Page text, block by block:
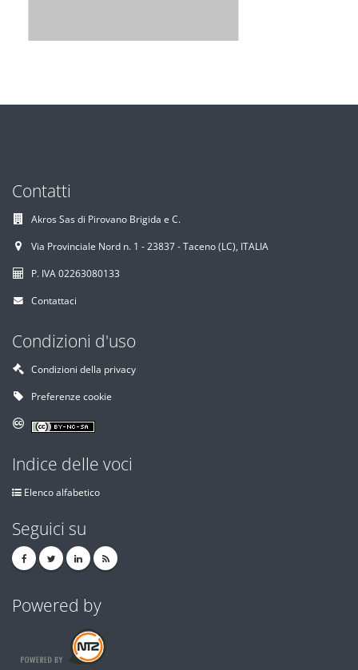
Contatti
Akros Sas di Pirovano Brigida e C.
Via Provinciale Nord n. 1 - 23837 - Taceno (LC), ITALIA
P. IVA 02263080133
Contattaci
Condizioni d'uso
Condizioni della privacy
Preferenze cookie
Indice delle voci
Elenco alfabetico
Seguici su
Powered by